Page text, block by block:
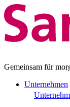
Gemeinsam für
Unternehmen